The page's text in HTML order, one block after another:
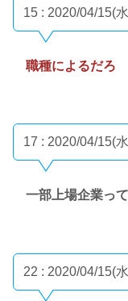
15 : 2020/04/15(
職種によるだろ
17 : 2020/04/15(
一部上場企業っ
22 : 2020/04/15(